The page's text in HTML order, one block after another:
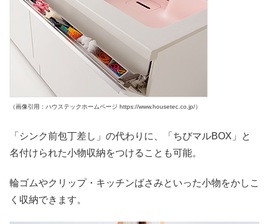
（画像引用：ハウステックホームページ https://www.housetec.co.jp/）
「シンク前包丁差し」の代わりに、「ちびマルBOX」と
名付けられた小物収納をつけることも可能。
輪ゴムやクリップ・キッチンばさみといった小物をかしこ
く収納できます。